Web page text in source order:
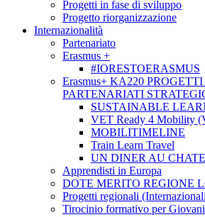
Progetti in fase di sviluppo
Progetto riorganizzazione
Internazionalità
Partenariato
Erasmus +
#IORESTOERASMUS
Erasmus+ KA220
PARTENARIATI
SUSTAINABLE
VET Ready 4 Mobility
MOBILITIMELINE
Train Learn Travel
UN DINER AU
Apprendisti in Europa
DOTE MERITO REGIONE
Progetti regionali
Tirocinio formativo per